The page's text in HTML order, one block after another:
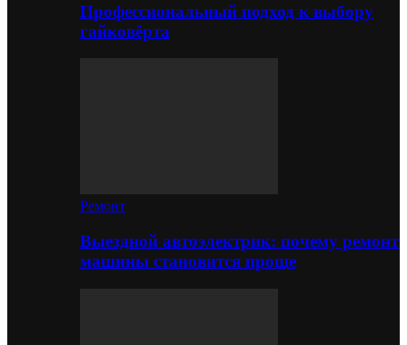
Профессиональный подход к выбору
гайковёрта
Ремонт
Выездной автоэлектрик: почему ремонт
машины становится проще